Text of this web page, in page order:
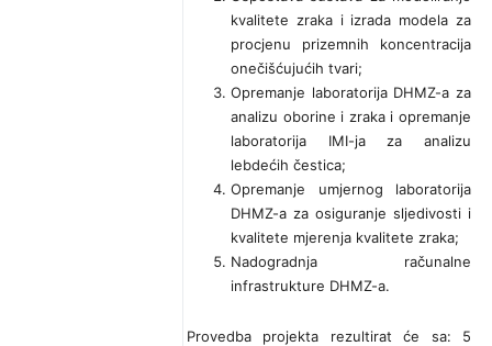
kvalitete zraka i izrada modela za
procjenu prizemnih koncentracija
onečišćujućih tvari;
Opremanje laboratorija DHMZ-a za
analizu oborine i zraka i opremanje
laboratorija IMI-ja za analizu
lebdećih čestica;
Opremanje umjernog laboratorija
DHMZ-a za osiguranje sljedivosti i
kvalitete mjerenja kvalitete zraka;
Nadogradnja računalne
infrastrukture DHMZ-a.
Provedba projekta rezultirat će sa: 5